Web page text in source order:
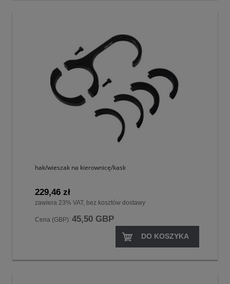
hak/wieszak na kierownicę/kask
229,46 zł
zawiera 23% VAT, bez kosztów dostawy
Cena (GBP): 45,50 GBP
DO KOSZYKA